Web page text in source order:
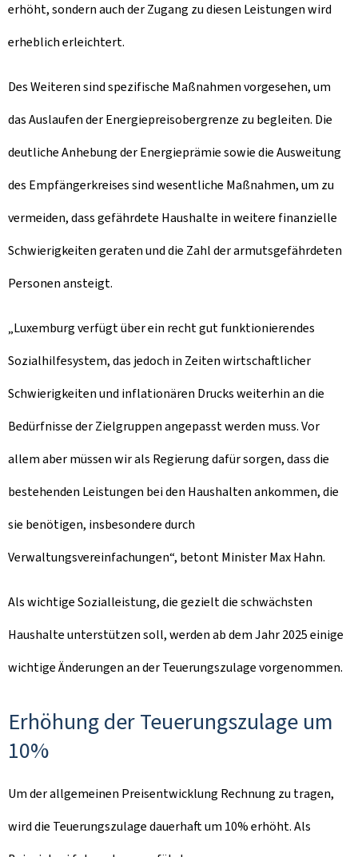
erhöht, sondern auch der Zugang zu diesen Leistungen wird
erheblich erleichtert.
Des Weiteren sind spezifische Maßnahmen vorgesehen, um
das Auslaufen der Energiepreisobergrenze zu begleiten. Die
deutliche Anhebung der Energieprämie sowie die Ausweitung
des Empfängerkreises sind wesentliche Maßnahmen, um zu
vermeiden, dass gefährdete Haushalte in weitere finanzielle
Schwierigkeiten geraten und die Zahl der armutsgefährdeten
Personen ansteigt.
„Luxemburg verfügt über ein recht gut funktionierendes
Sozialhilfesystem, das jedoch in Zeiten wirtschaftlicher
Schwierigkeiten und inflationären Drucks weiterhin an die
Bedürfnisse der Zielgruppen angepasst werden muss. Vor
allem aber müssen wir als Regierung dafür sorgen, dass die
bestehenden Leistungen bei den Haushalten ankommen, die
sie benötigen, insbesondere durch
Verwaltungsvereinfachungen“, betont Minister Max Hahn.
Als wichtige Sozialleistung, die gezielt die schwächsten
Haushalte unterstützen soll, werden ab dem Jahr 2025 einige
wichtige Änderungen an der Teuerungszulage vorgenommen.
Erhöhung der Teuerungszulage um
10%
Um der allgemeinen Preisentwicklung Rechnung zu tragen,
wird die Teuerungszulage dauerhaft um 10% erhöht. Als